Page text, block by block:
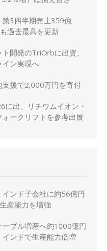
第3四半期売上359億
過去最高を更新
開発のTriOrbに出資、
イン実現へ
支援で2,000万円を寄付
に出、リチウムイオン・
ークリフトを参考出展
ンド子会社に約56億円
産能力を増強
ブル増産へ約1000億円
ンドで生産能力倍増